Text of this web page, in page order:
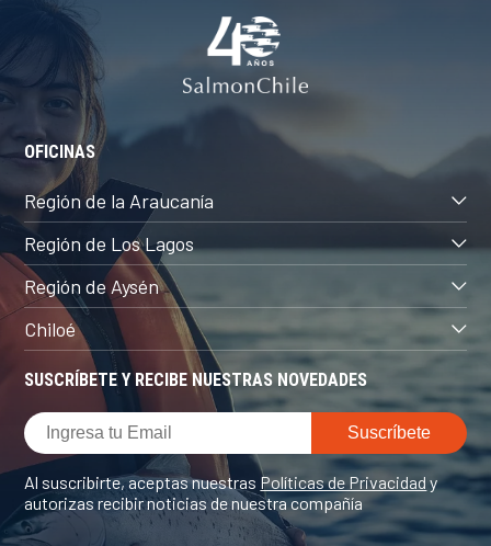
SUSCRÍBETE Y RECIBE NUESTRAS NOVEDADES
Al suscribirte, aceptas nuestras Políticas de Privacidady
autorizas recibir noticias de nuestra compañía
OFICINAS
Región de la Araucanía
Región de Los Lagos
Región de Aysén
Chiloé